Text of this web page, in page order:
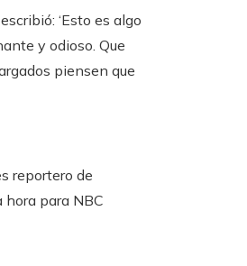
‘Esto es algo
y odioso. Que
piensen que
reportero de
para NBC